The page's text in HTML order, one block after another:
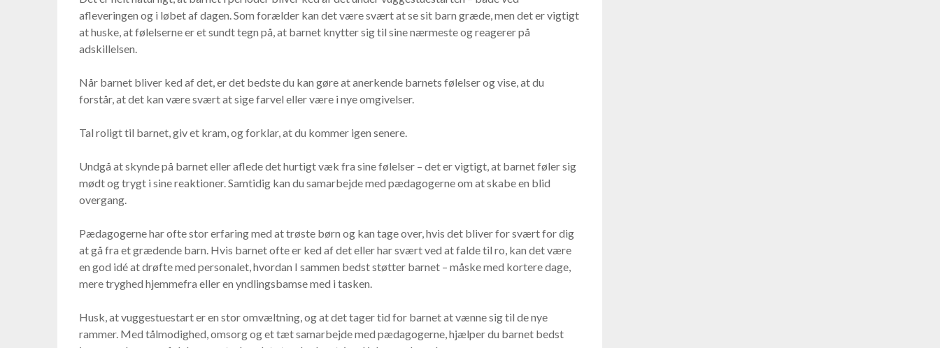
afleveringen og i løbet af dagen. Som forælder kan det være svært at se sit barn græde, men det er vigtigt
at huske, at følelserne er et sundt tegn på, at barnet knytter sig til sine nærmeste og reagerer på
adskillelsen.
Når barnet bliver ked af det, er det bedste du kan gøre at anerkende barnets følelser og vise, at du
forstår, at det kan være svært at sige farvel eller være i nye omgivelser.
Tal roligt til barnet, giv et kram, og forklar, at du kommer igen senere.
Undgå at skynde på barnet eller aflede det hurtigt væk fra sine følelser – det er vigtigt, at barnet føler sig
mødt og trygt i sine reaktioner. Samtidig kan du samarbejde med pædagogerne om at skabe en blid
overgang.
Pædagogerne har ofte stor erfaring med at trøste børn og kan tage over, hvis det bliver for svært for dig
at gå fra et grædende barn. Hvis barnet ofte er ked af det eller har svært ved at falde til ro, kan det være
en god idé at drøfte med personalet, hvordan I sammen bedst støtter barnet – måske med kortere dage,
mere tryghed hjemmefra eller en yndlingsbamse med i tasken.
Husk, at vuggestuestart er en stor omvæltning, og at det tager tid for barnet at vænne sig til de nye
rammer. Med tålmodighed, omsorg og et tæt samarbejde med pædagogerne, hjælper du barnet bedst